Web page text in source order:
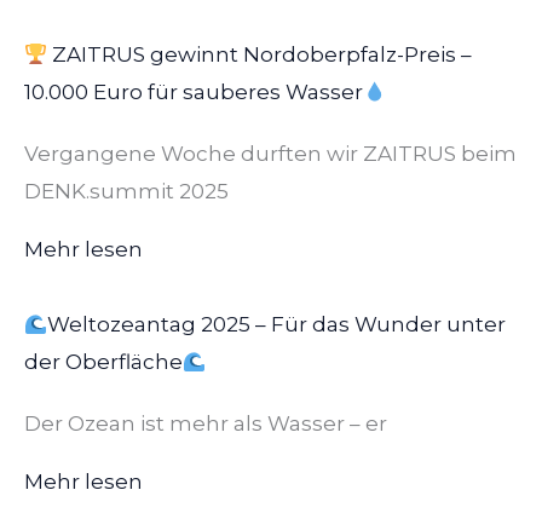
ZAITRUS gewinnt Nordoberpfalz-Preis –
10.000 Euro für sauberes Wasser
Vergangene Woche durften wir ZAITRUS beim
DENK.summit 2025
Mehr lesen
Weltozeantag 2025 – Für das Wunder unter
der Oberfläche
Der Ozean ist mehr als Wasser – er
Mehr lesen